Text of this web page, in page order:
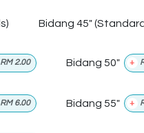
Bidang 45"
RM2.00 Bidang 50" +
RM 6.00 Bidang 55" +